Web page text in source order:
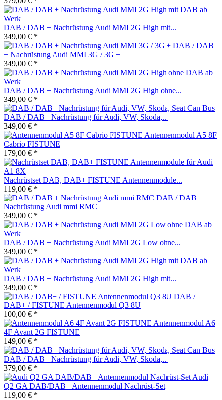
DAB / DAB + Nachrüstung Audi MMI 2G High mit...
349,00 € *
DAB / DAB
+ Nachrüstung Audi MMI 3G / 3G +
349,00 € *
DAB / DAB + Nachrüstung Audi MMI 2G High ohne...
349,00 € *
DAB / DAB+ Nachrüstung für Audi, VW, Skoda,...
349,00 € *
Antennenmodul A5 8F
Cabrio FISTUNE
179,00 € *
Nachrüstset DAB, DAB+ FISTUNE Antennenmodule...
119,00 € *
DAB / DAB +
Nachrüstung Audi mmi RMC
349,00 € *
DAB / DAB + Nachrüstung Audi MMI 2G Low ohne...
349,00 € *
DAB / DAB + Nachrüstung Audi MMI 2G High mit...
349,00 € *
DAB /
DAB+ / FISTUNE Antennenmodul Q3 8U
100,00 € *
Antennenmodul A6
4F Avant 2G FISTUNE
149,00 € *
DAB / DAB+ Nachrüstung für Audi, VW, Skoda,...
379,00 € *
Audi
Q2 GA DAB/DAB+ Antennenmodul Nachrüst-Set
119,00 € *